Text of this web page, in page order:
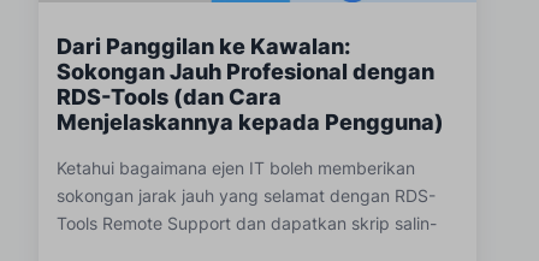
Dari Panggilan ke Kawalan:
Sokongan Jauh Profesional dengan
RDS-Tools (dan Cara
Menjelaskannya kepada Pengguna)
Ketahui bagaimana ejen IT boleh memberikan
sokongan jarak jauh yang selamat dengan RDS-
Tools Remote Support dan dapatkan skrip salin-